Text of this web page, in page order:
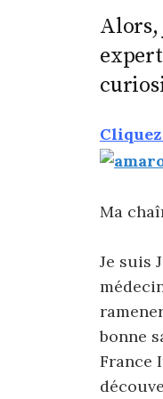
Alors,
Ma
Je suis
bonne
France